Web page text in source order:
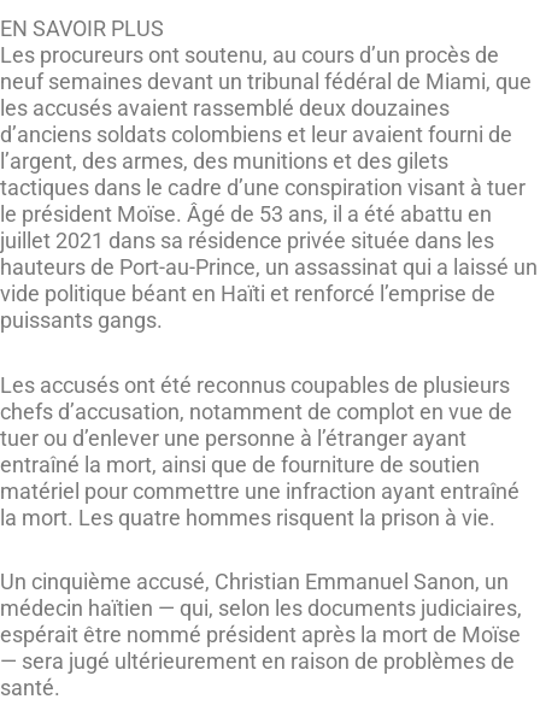
EN SAVOIR PLUS
Les procureurs ont soutenu, au cours d’un procès de
neuf semaines devant un tribunal fédéral de Miami, que
les accusés avaient rassemblé deux douzaines
d’anciens soldats colombiens et leur avaient fourni de
l’argent, des armes, des munitions et des gilets
tactiques dans le cadre d’une conspiration visant à tuer
le président Moïse. Âgé de 53 ans, il a été abattu en
juillet 2021 dans sa résidence privée située dans les
hauteurs de Port-au-Prince, un assassinat qui a laissé un
vide politique béant en Haïti et renforcé l’emprise de
puissants gangs.
Les accusés ont été reconnus coupables de plusieurs
chefs d’accusation, notamment de complot en vue de
tuer ou d’enlever une personne à l’étranger ayant
entraîné la mort, ainsi que de fourniture de soutien
matériel pour commettre une infraction ayant entraîné
la mort. Les quatre hommes risquent la prison à vie.
Un cinquième accusé, Christian Emmanuel Sanon, un
médecin haïtien — qui, selon les documents judiciaires,
espérait être nommé président après la mort de Moïse
— sera jugé ultérieurement en raison de problèmes de
santé.